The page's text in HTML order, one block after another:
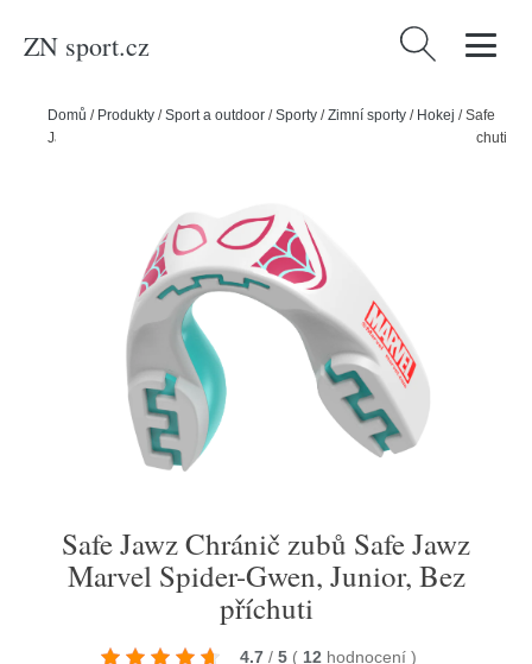
ZN sport.cz Vyhledávání
Domů / Produkty /Sport a outdoor /Sporty /Zimní sporty / Hokej /Safe
Jawz Chránič zubů Safe Jawz Marvel Spider-Gwen, Junior, Bez příchuti
Safe Jawz Chránič zubů Safe Jawz
Marvel Spider-Gwen, Junior, Bez
příchuti
4.7 / 5 ( 12 hodnocení )